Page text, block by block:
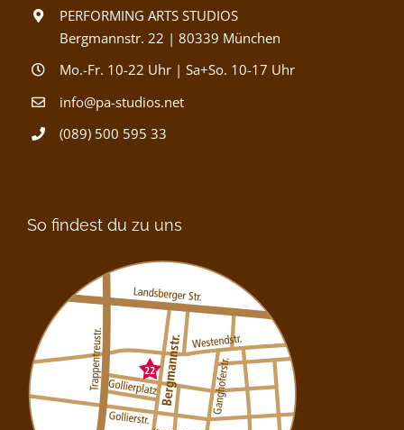
PERFORMING ARTS STUDIOS
Bergmannstr. 22 | 80339 München
Mo.-Fr. 10-22 Uhr | Sa+So. 10-17 Uhr
info@pa-studios.net
(089) 500 595 33
So findest du zu uns